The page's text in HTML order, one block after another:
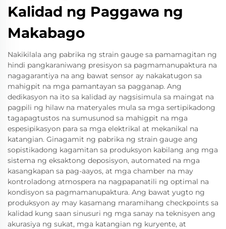
Kalidad ng Paggawa ng
Makabago
Nakikilala ang pabrika ng strain gauge sa pamamagitan ng
hindi pangkaraniwang presisyon sa pagmamanupaktura na
nagagarantiya na ang bawat sensor ay nakakatugon sa
mahigpit na mga pamantayan sa pagganap. Ang
dedikasyon na ito sa kalidad ay nagsisimula sa maingat na
pagpili ng hilaw na materyales mula sa mga sertipikadong
tagapagtustos na sumusunod sa mahigpit na mga
espesipikasyon para sa mga elektrikal at mekanikal na
katangian. Ginagamit ng pabrika ng strain gauge ang
sopistikadong kagamitan sa produksyon kabilang ang mga
sistema ng eksaktong deposisyon, automated na mga
kasangkapan sa pag-aayos, at mga chamber na may
kontroladong atmospera na nagpapanatili ng optimal na
kondisyon sa pagmamanupaktura. Ang bawat yugto ng
produksyon ay may kasamang maramihang checkpoints sa
kalidad kung saan sinusuri ng mga sanay na teknisyen ang
akurasiya ng sukat, mga katangian ng kuryente, at